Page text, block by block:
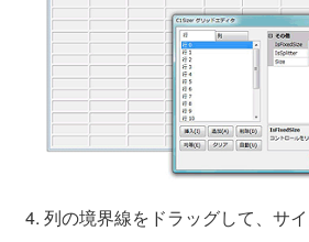
列の境界線をドラッグして、サイ